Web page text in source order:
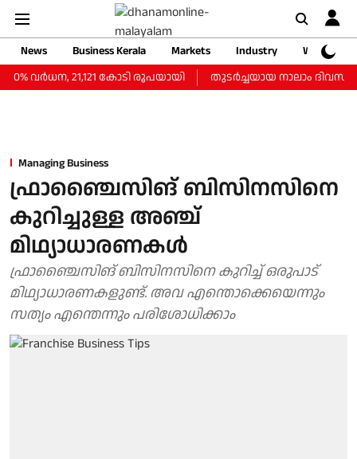
News Business Kerala Markets Industry
Web
21,121 കോടി രൂപയായി
തുടർച്ചയായ നാലാം ദിവസവും
Managing Business
ഫ്രാഞ്ചൈസിങ് ബിസിനസിനെ
കുറിച്ചുള്ള അഞ്ച്
മിഥ്യാധാരണകള്‍
ഫ്രാഞ്ചൈസിങ് ബിസിനസിനെ കുറിച്ച് ഒരുപാട്
മിഥ്യാധാരണകളുണ്ട്. അവ എന്തൊക്കെയെന്നും
സത്യം എന്തെന്നും പരിശോധിക്കാം